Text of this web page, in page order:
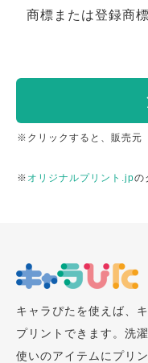
商標または登録商標
※クリックすると、販売元
※ オリジナルプリント.jpの
キャラぴたを使えば、
プリントできます。洗
使いのアイテムにプリ